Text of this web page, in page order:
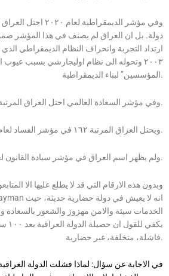
دولة. بل ان العراق لم يصنف في هذا المؤشر
ارتداد التجربة وانحراف النظام الديمقراطي
٢٠٠٣ وتحوله الى نظام اوليجارشي بسبب عيوب
المؤسسين” لبناء الديمقراطية.
وفي مؤشر السعادة العالمي احتل العراق المرتبة ١١٠ من اصل ١٥٣ دولة.
ويحتل العراق المرتبة ١٦٢ في مؤشر الفساد لعام ٢٠١٩ من اصل ١٧٩ دولة.
ولم يظهر اسم العراق في مؤشر سيادة القانون لعام ٢٠٢٠.
وبدون هذه الارقام التي قد لا يطلع عليها الا
الخدمات سيئة والامن مهزوز والشعور بالسعادة
فاشلة، متخلفة، غير حضارية.
في الاجابة عن سؤال: لماذا فشلت الدولة